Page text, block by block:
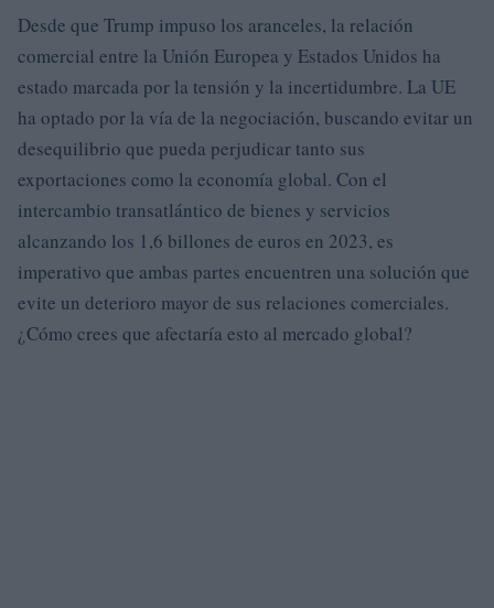
Desde que Trump impuso los aranceles, la relación
comercial entre la Unión Europea y Estados Unidos ha
estado marcada por la tensión y la incertidumbre. La UE
ha optado por la vía de la negociación, buscando evitar un
desequilibrio que pueda perjudicar tanto sus
exportaciones como la economía global. Con el
intercambio transatlántico de bienes y servicios
alcanzando los 1,6 billones de euros en 2023, es
imperativo que ambas partes encuentren una solución que
evite un deterioro mayor de sus relaciones comerciales.
¿Cómo crees que afectaría esto al mercado global?